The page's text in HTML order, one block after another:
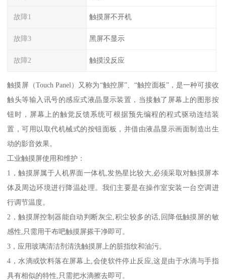
故障1 触摸屏不开机
故障3 黑屏不显示
故障2 触摸没反应
触摸屏（Touch Panel）又称为“触控屏”、“触控面板”，是一种可接收
触头等输入讯号的感应式液晶显示装置，当接触了屏幕上的图形按
钮时，屏幕上的触觉反馈系统可根据预先编程的程式驱动连结装
置，可用以取代机械式的按钮面板，并借由液晶显示画面制造出生
动的影音效果。
工业触摸屏使用和维护：
1，触摸屏属于人机界面一体机,发热星比较大,必须采取对触摸屏本
体及周边环境进行降温处理。我们主要是在操作室安装一台空调进
行调节温度。
2，触摸屏控制器能自动判断灰尘,积尘较多的话,回降低触摸屏的敏
感性,只需用干布吧触摸屏搽干净即可。
3，应用玻璃清洁剂清洗触摸屏上的脏指纹和油污。
4，水滴或饮料落在屏幕上,会使软件停止反应,这是由于水滴与手指
具有相似的特性,只需把水滴擦去即可。